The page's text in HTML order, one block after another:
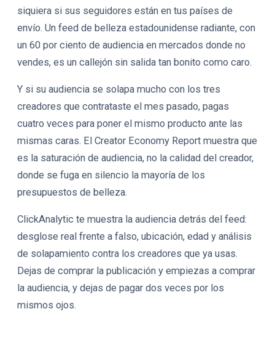
siquiera si sus seguidores están en tus países de
envío. Un feed de belleza estadounidense radiante, con
un 60 por ciento de audiencia en mercados donde no
vendes, es un callejón sin salida tan bonito como caro.
Y si su audiencia se solapa mucho con los tres
creadores que contrataste el mes pasado, pagas
cuatro veces para poner el mismo producto ante las
mismas caras. El Creator Economy Report muestra que
es la saturación de audiencia, no la calidad del creador,
donde se fuga en silencio la mayoría de los
presupuestos de belleza.
ClickAnalytic te muestra la audiencia detrás del feed:
desglose real frente a falso, ubicación, edad y análisis
de solapamiento contra los creadores que ya usas.
Dejas de comprar la publicación y empiezas a comprar
la audiencia, y dejas de pagar dos veces por los
mismos ojos.